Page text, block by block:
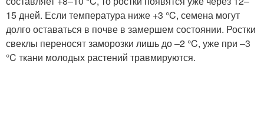
15 дней. Если температура ниже +3 °C, семена могут
долго оставаться в почве в замершем состоянии. Ростки
свеклы переносят заморозки лишь до –2 °C, уже при –3
°C ткани молодых растений травмируются.